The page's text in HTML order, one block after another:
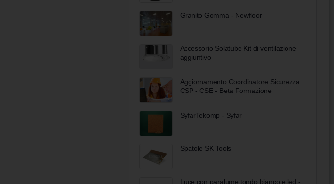
Granito Gomma - Newfloor
Accessorio Solatube Kit di ventilazione
aggiuntivo
Aggiornamento Coordinatore Sicurezza
CSP - CSE - Beta Formazione
SyfarTekomp - Syfar
Spatole SK Tools
Luce con paralume tondo bianco e led -